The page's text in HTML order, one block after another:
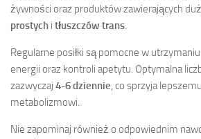
żywności oraz produktów zawierających
prostych i tłuszczów trans.
Regularne posiłki są pomocne w
energii oraz kontroli apetytu. Optymalna
zazwyczaj 4-6 dziennie, co sprzyja
metabolizmowi.
Nie zapominaj również o odpowiednim